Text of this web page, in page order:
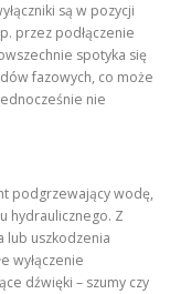
są w pozycji
przez podłączenie
spotyka się
fazowych, co może
nie
podgrzewający wodę,
hydraulicznego. Z
lub uszkodzenia
wyłączenie
dźwięki – szumy czy